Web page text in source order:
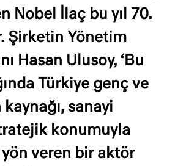
Nobel İlaç bu yıl 70.
Şirketin Yönetim
Hasan Ulusoy, ‘Bu
Türkiye genç ve
sanayi
konumuyla
veren bir aktör